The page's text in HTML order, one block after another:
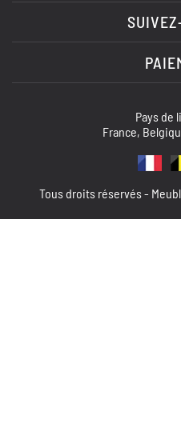
Pays de
France,
Tous droits réservés -